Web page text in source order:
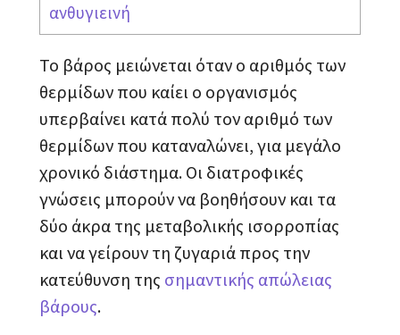
ανθυγιεινή
Το βάρος μειώνεται όταν ο αριθμός των
θερμίδων που καίει ο οργανισμός
υπερβαίνει κατά πολύ τον αριθμό των
θερμίδων που καταναλώνει, για μεγάλο
χρονικό διάστημα. Οι διατροφικές
γνώσεις μπορούν να βοηθήσουν και τα
δύο άκρα της μεταβολικής ισορροπίας
και να γείρουν τη ζυγαριά προς την
κατεύθυνση της σημαντικής απώλειας
βάρους.